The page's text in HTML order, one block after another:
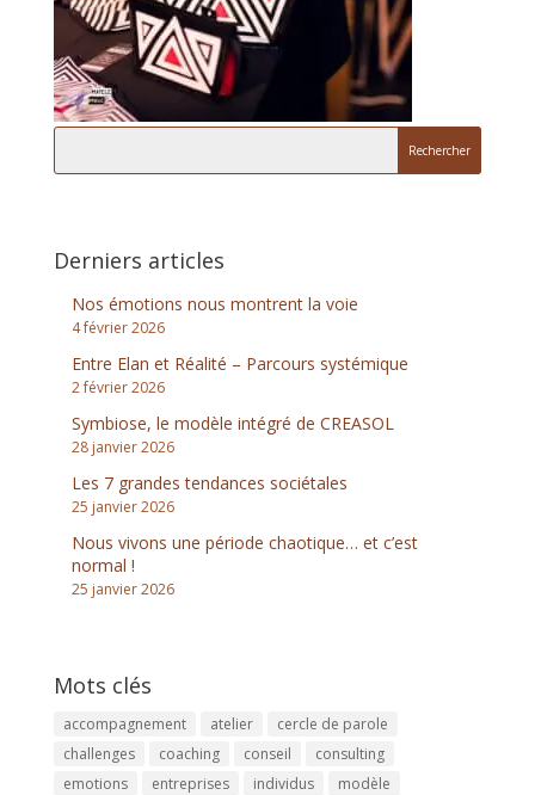
Derniers articles
Nos émotions nous montrent la voie
4 février 2026
Entre Elan et Réalité – Parcours systémique
2 février 2026
Symbiose, le modèle intégré de CREASOL
28 janvier 2026
Les 7 grandes tendances sociétales
25 janvier 2026
Nous vivons une période chaotique… et c’est
normal !
25 janvier 2026
Mots clés
accompagnement atelier
cercle de parole
challenges
coaching conseil
consulting
emotions
entreprises individus
modèle